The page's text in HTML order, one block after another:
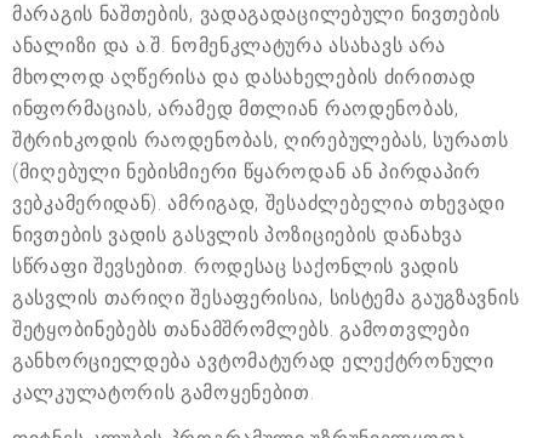
მარაგის ნაშთების, ვადაგადაცილებული ნივთების
ანალიზი და ა.შ. ნომენკლატურა ასახავს არა
მხოლოდ აღწერისა და დასახელების ძირითად
ინფორმაციას, არამედ მთლიან რაოდენობას,
შტრიხკოდის რაოდენობას, ღირებულებას, სურათს
(მიღებული ნებისმიერი წყაროდან ან პირდაპირ
ვებკამერიდან). ამრიგად, შესაძლებელია თხევადი
ნივთების ვადის გასვლის პოზიციების დანახვა
სწრაფი შევსებით. როდესაც საქონლის ვადის
გასვლის თარიღი შესაფერისია, სისტემა გაუგზავნის
შეტყობინებებს თანამშრომლებს. გამოთვლები
განხორციელდება ავტომატურად ელექტრონული
კალკულატორის გამოყენებით.